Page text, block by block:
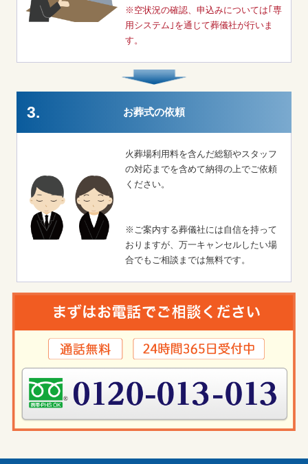
※空状況の確認、申込みについては｢専
用システム｣を通じて葬儀社が行いま
す。
3. お葬式の依頼
火葬場利用料を含んだ総額やスタッフ
の対応までを含めて納得の上でご依頼
ください。
※ご案内する葬儀社には自信を持って
おりますが、万一キャンセルしたい場
合でもご相談までは無料です。